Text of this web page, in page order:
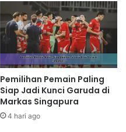
Pemilihan Pemain Paling
Siap Jadi Kunci Garuda di
Markas Singapura
4 hari ago